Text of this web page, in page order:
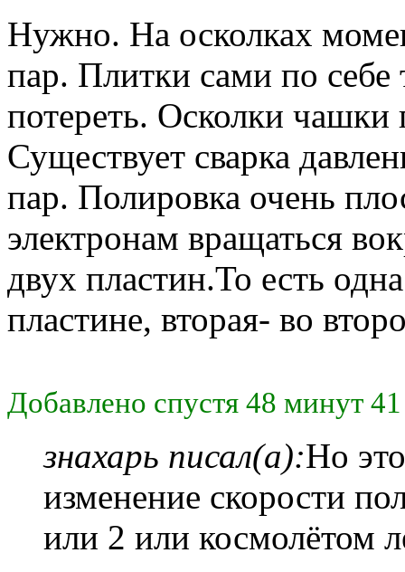
Нужно. На осколках
пар. Плитки сами по
потереть. Осколки чашки
Существует сварка
пар. Полировка очень
электронам вращаться
двух пластин.То есть
пластине, вторая- во
Добавлено спустя 48 минут
знахарь писал(а):Но
изменение скорости
или 2 или космолётом